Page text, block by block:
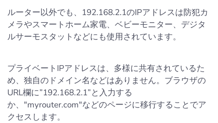
ルーター以外でも、192.168.2.1のIPアドレスは防犯カ
メラやスマートホーム家電、ベビーモニター、デジタ
ルサーモスタットなどにも使用されています。
プライベートIPアドレスは、多様に共有されているた
め、独自のドメイン名などはありません。ブラウザの
URL欄に”192.168.2.1”と入力する
か、"myrouter.com"などのページに移行することでア
クセスします。